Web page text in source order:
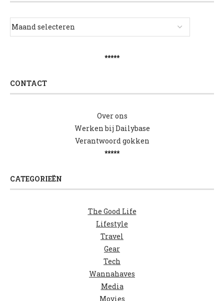
*****
CONTACT
Over ons
Werken bij Dailybase
Verantwoord gokken
*****
CATEGORIEËN
The Good Life
Lifestyle
Travel
Gear
Tech
Wannahaves
Media
Movies